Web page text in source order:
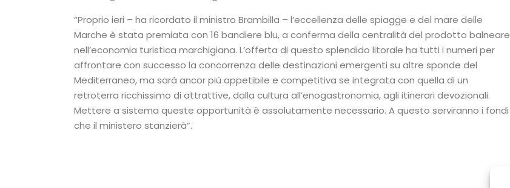
“Proprio ieri – ha ricordato il ministro Brambilla – l’eccellenza delle spiagge e del mare delle
Marche è stata premiata con 16 bandiere blu, a conferma della centralità del prodotto balneare
nell’economia turistica marchigiana. L’offerta di questo splendido litorale ha tutti i numeri per
affrontare con successo la concorrenza delle destinazioni emergenti su altre sponde del
Mediterraneo, ma sarà ancor più appetibile e competitiva se integrata con quella di un
retroterra ricchissimo di attrattive, dalla cultura all’enogastronomia, agli itinerari devozionali.
Mettere a sistema queste opportunità è assolutamente necessario. A questo serviranno i fondi
che il ministero stanzierà”.